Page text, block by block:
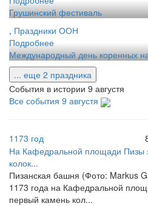
Грушинский фестиваль
, Праздники ООН
Подробнее
Международный день коренных
... еще 2 праздника
События в истории 9 августя
Все события 9 августя
1173 год
На Кафедральной площади Пизы
колок...
Пизанская башня (Фото: Markus
1173 года на Кафедральной
первый камень кол...